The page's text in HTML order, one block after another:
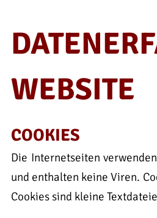
WEBSITE
COOKIES
Die Internetseiten
und enthalten keine Viren.
Cookies sind kleine